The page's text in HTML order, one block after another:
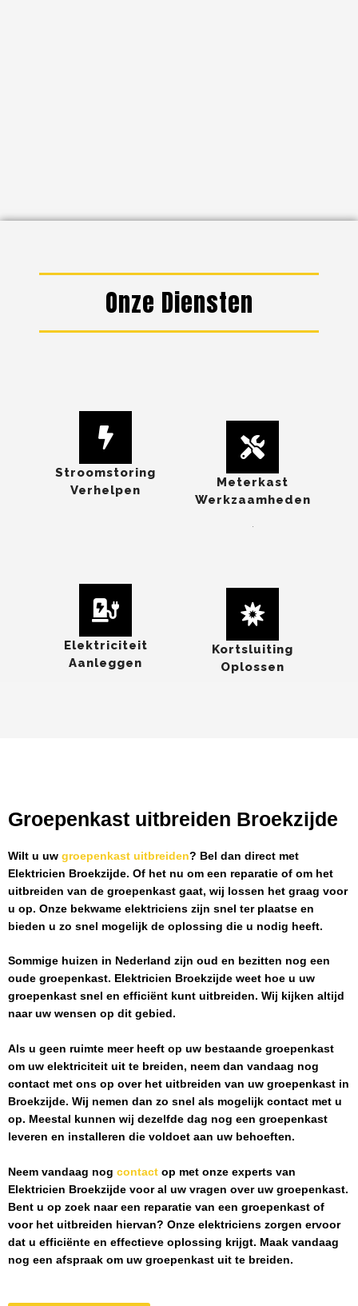
Onze Diensten
Stroomstoring
Verhelpen
Meterkast
Werkzaamheden
Elektriciteit
Aanleggen
Kortsluiting
Oplossen
Groepenkast uitbreiden Broekzijde
Wilt u uw groepenkast uitbreiden? Bel dan direct met
Elektricien Broekzijde. Of het nu om een reparatie of om het
uitbreiden van de groepenkast gaat, wij lossen het graag voor
u op. Onze bekwame elektriciens zijn snel ter plaatse en
bieden u zo snel mogelijk de oplossing die u nodig heeft.
Sommige huizen in Nederland zijn oud en bezitten nog een
oude groepenkast. Elektricien Broekzijde weet hoe u uw
groepenkast snel en efficiënt kunt uitbreiden. Wij kijken altijd
naar uw wensen op dit gebied.
Als u geen ruimte meer heeft op uw bestaande groepenkast
om uw elektriciteit uit te breiden, neem dan vandaag nog
contact met ons op over het uitbreiden van uw groepenkast in
Broekzijde. Wij nemen dan zo snel als mogelijk contact met u
op. Meestal kunnen wij dezelfde dag nog een groepenkast
leveren en installeren die voldoet aan uw behoeften.
Neem vandaag nog contact op met onze experts van
Elektricien Broekzijde voor al uw vragen over uw groepenkast.
Bent u op zoek naar een reparatie van een groepenkast of
voor het uitbreiden hiervan? Onze elektriciens zorgen ervoor
dat u efficiënte en effectieve oplossing krijgt. Maak vandaag
nog een afspraak om uw groepenkast uit te breiden.